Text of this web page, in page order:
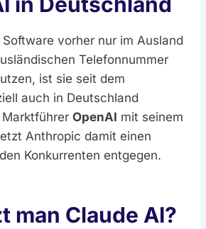
vorher nur im Ausland
Telefonnummer
ist sie seit dem
auch in Deutschland
OpenAI mit seinem
Anthropic damit einen
Konkurrenten entgegen.
man Claude AI?